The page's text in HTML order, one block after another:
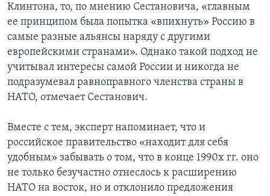
Клинтона, то, по мнению Сестановича, «главным
ее принципом была попытка «впихнуть» Россию в
самые разные альянсы наряду с другими
европейскими странами». Однако такой подход не
учитывал интересы самой России и никогда не
подразумевал равноправного членства страны в
НАТО, отмечает Сестанович.
Вместе с тем, эксперт напоминает, что и
российское правительство «находит для себя
удобным» забывать о том, что в конце 1990х гг. оно
не только безучастно отнеслось к расширению
НАТО на восток, но и отклонило предложения